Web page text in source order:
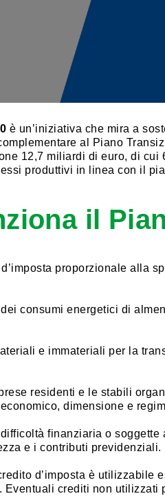
è un’iniziativa che mira a
al Piano
12,7 miliardi di euro, di cui
produttivi in linea con il
il
proporzionale alla
consumi energetici di
e immateriali per la
residenti e le stabili
dimensione e
finanziaria o
e i contributi previdenziali.
d’imposta è utilizzabile
Eventuali crediti non